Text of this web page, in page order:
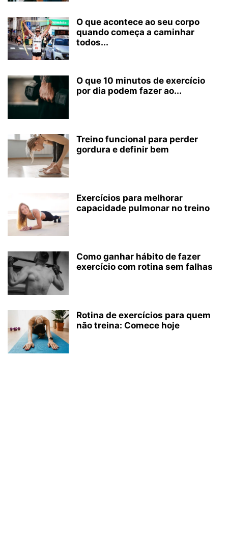
O que acontece ao seu corpo
quando começa a caminhar
todos...
O que 10 minutos de exercício
por dia podem fazer ao...
Treino funcional para perder
gordura e definir bem
Exercícios para melhorar
capacidade pulmonar no treino
Como ganhar hábito de fazer
exercício com rotina sem falhas
Rotina de exercícios para quem
não treina: Comece hoje